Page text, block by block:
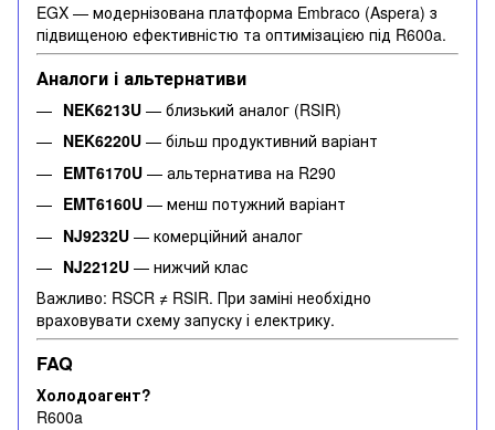
EGX — модернізована платформа Embraco (Aspera) з
підвищеною ефективністю та оптимізацією під R600a.
Аналоги і альтернативи
NEK6213U — близький аналог (RSIR)
NEK6220U — більш продуктивний варіант
EMT6170U — альтернатива на R290
EMT6160U — менш потужний варіант
NJ9232U — комерційний аналог
NJ2212U — нижчий клас
Важливо: RSCR ≠ RSIR. При заміні необхідно
враховувати схему запуску і електрику.
FAQ
Холодоагент?
R600a